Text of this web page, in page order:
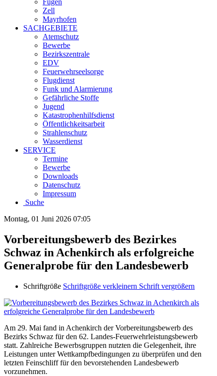
Fügen
Zell
Mayrhofen
SACHGEBIETE
Atemschutz
Bewerbe
Bezirkszentrale
EDV
Feuerwehrseelsorge
Flugdienst
Funk und Alarmierung
Gefährliche Stoffe
Jugend
Katastrophenhilfsdienst
Öffentlichkeitsarbeit
Strahlenschutz
Wasserdienst
SERVICE
Termine
Bewerbe
Downloads
Datenschutz
Impressum
Suche
Montag, 01 Juni 2026 07:05
Vorbereitungsbewerb des Bezirkes
Schwaz in Achenkirch als erfolgreiche
Generalprobe für den Landesbewerb
Schriftgröße Schriftgröße verkleinern Schrift vergrößern
Am 29. Mai fand in Achenkirch der Vorbereitungsbewerb des
Bezirks Schwaz für den 62. Landes-Feuerwehrleistungsbewerb
statt. Zahlreiche Bewerbsgruppen nutzten die Gelegenheit, ihre
Leistungen unter Wettkampfbedingungen zu überprüfen und den
letzten Feinschliff für den bevorstehenden Landesbewerb
vorzunehmen.